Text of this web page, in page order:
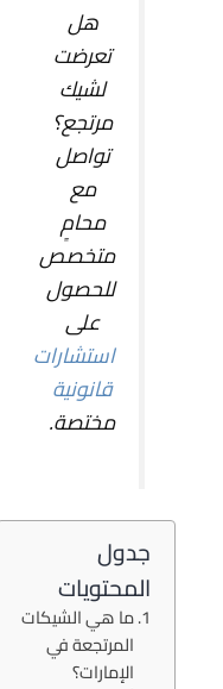
هل
تعرضت
لشيك
مرتجع؟
تواصل
مع
محامٍ
متخصص
للحصول
على
استشارات
قانونية
مختصة.
جدول
المحتويات
ما هي الشيكات
المرتجعة في
الإمارات؟